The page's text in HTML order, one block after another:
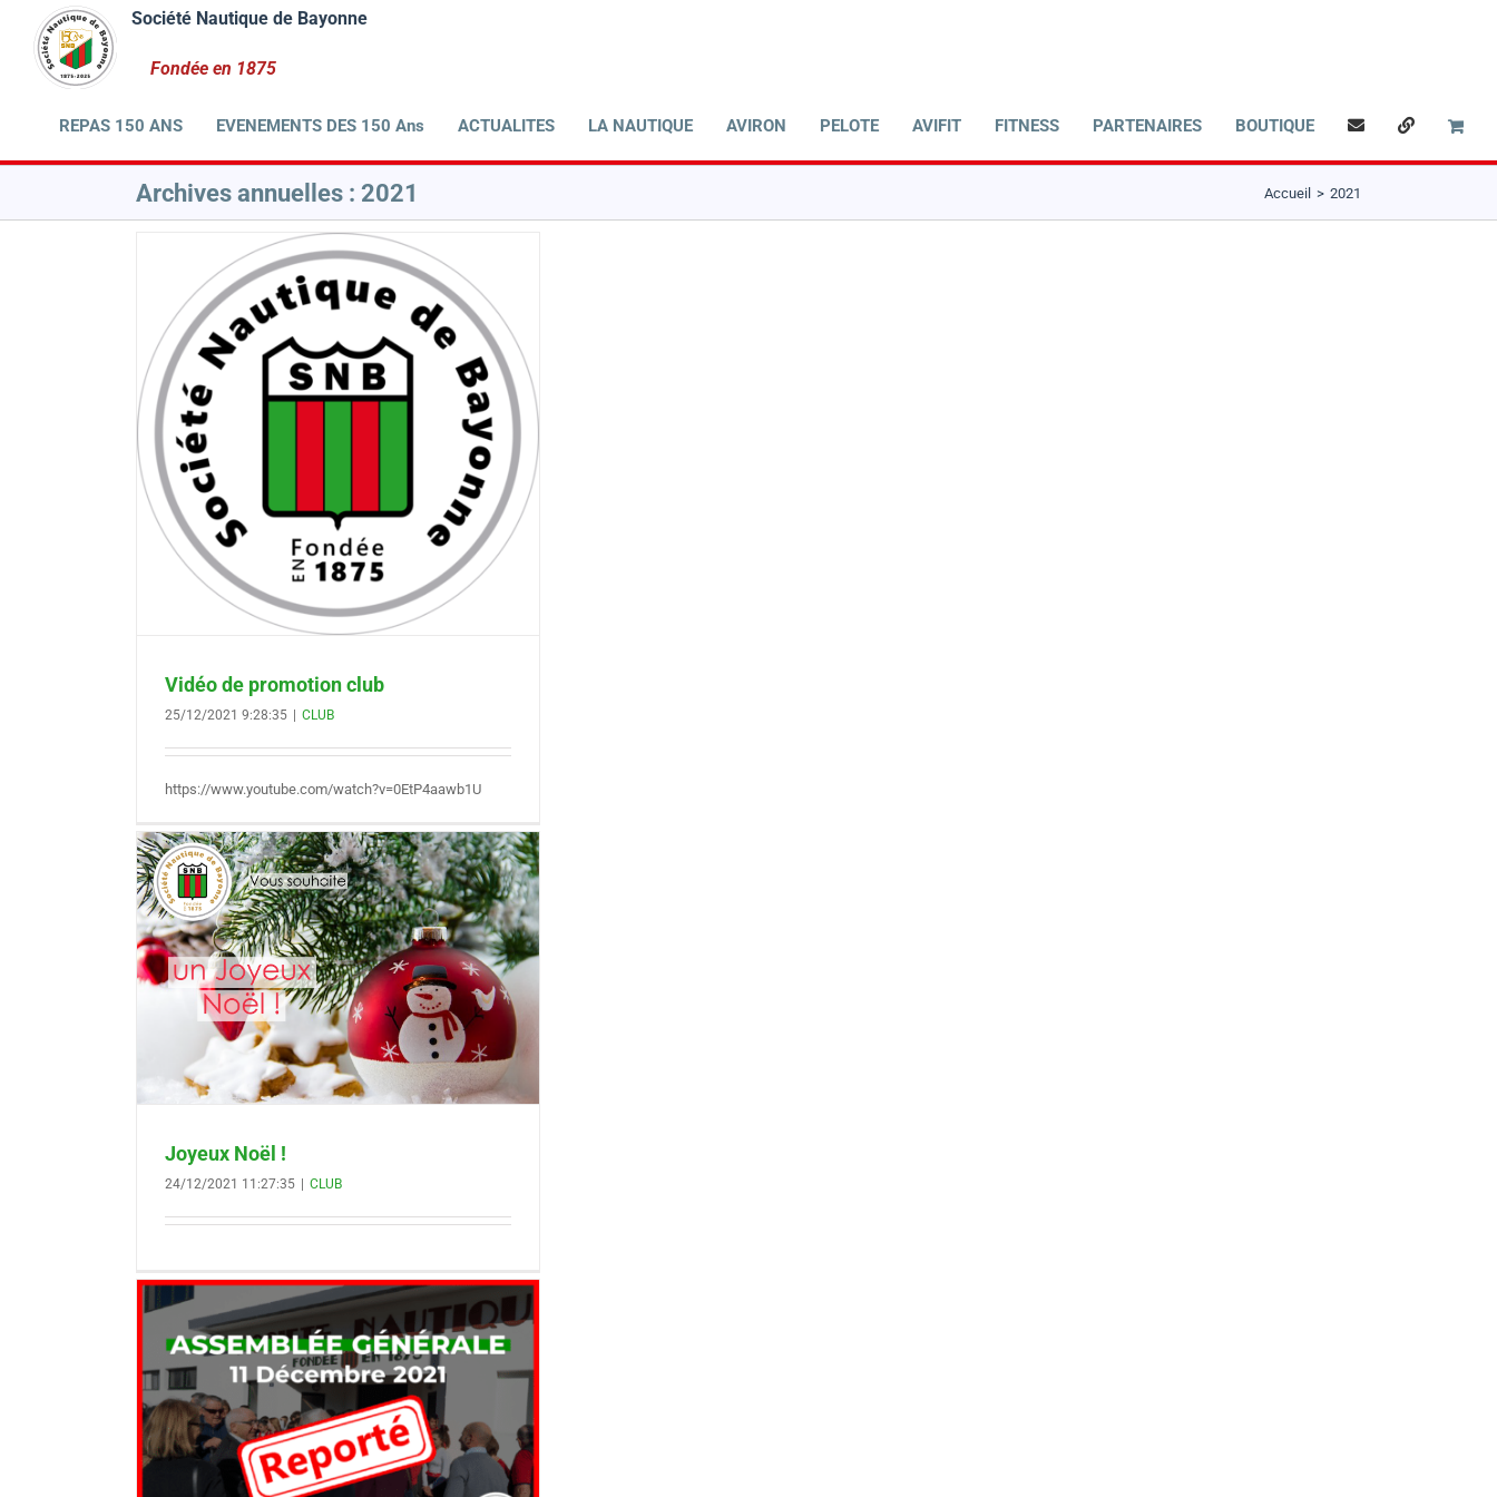
contenu
REPAS 150 ANS EVENEMENTS DES 150 Ans ACTUALITES LA NAUTIQUE AVIRON PELOTE AVIFIT FITNESS PARTENAIRES BOUTIQUE
Archives annuelles : 2021 Accueil 2021
Vidéo de promotion club
25/12/2021 9:28:35 CLUB
https://www.youtube.com/watch?v=0EtP4aawb1U
Joyeux Noël !
24/12/2021 11:27:35 CLUB